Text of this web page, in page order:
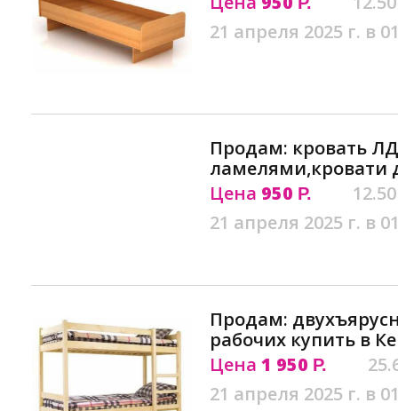
21 апреля 2025 г. в
Продам: кровать
ламелями,кровати
Цена 950 Р.
21 апреля 2025 г. в
Продам:
рабочих купить в
Цена 1 950 Р.
21 апреля 2025 г. в